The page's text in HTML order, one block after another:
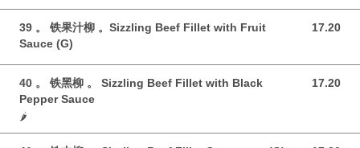
39 。 铁果汁柳 。Sizzling Beef Fillet with Fruit
Sauce (G)
17.20
17.20 GBP
40 。 铁黑柳 。 Sizzling Beef Fillet with Black
Pepper Sauce
17.20
17.20 GBP
🌶️